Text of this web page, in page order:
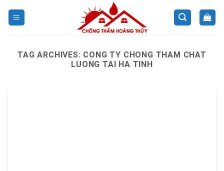
TAG ARCHIVES: CONG TY CHONG THAM CHAT
LUONG TAI HA TINH